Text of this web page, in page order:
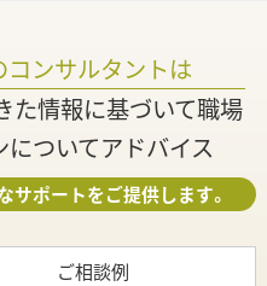
ンサルタントは
た情報に基づいて職場
ついてアドバイス
サポートをご提供します。
ご相談例